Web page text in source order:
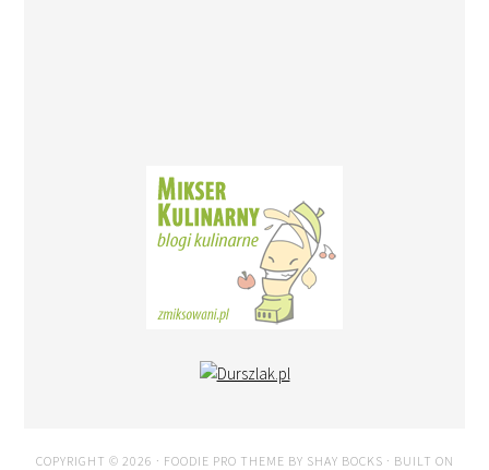
COPYRIGHT © 2026 · FOODIE PRO THEME BY SHAY BOCKS · BUILT ON